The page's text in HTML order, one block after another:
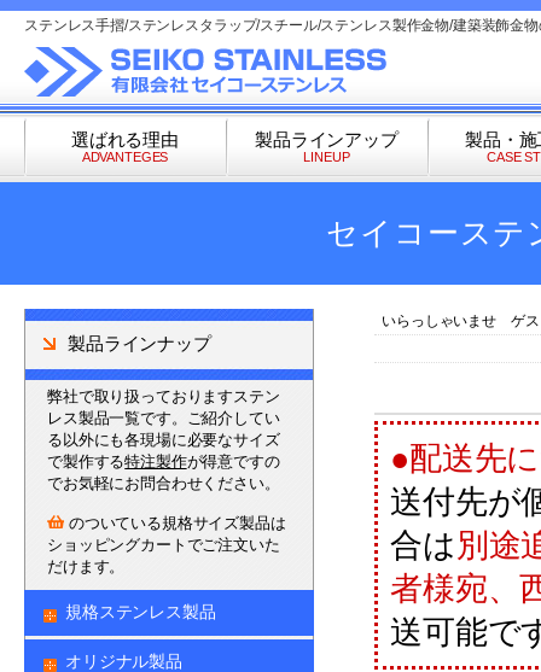
ステンレス手摺/ステンレスタラップ/スチール/ステンレス製作金物/建築装飾金
選ばれる理由
ADVANTEGES
製品ラインアップ
LINEUP
製品・施
CASE
セイコーステ
いらっしゃいませ ゲス
●配送先
送付先が
合は 別途
者様宛、
送可能で
製品ラインナップ
弊社で取り扱っておりますステン
レス製品一覧です。ご紹介してい
る以外にも各現場に必要なサイズ
で製作する特注製作が得意ですの
でお気軽にお問合わせください。
のついている規格サイズ製品は
ショッピングカートでご注文いた
だけます。
規格ステンレス製品
オリジナル製品